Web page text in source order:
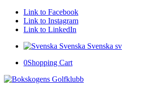
Link to Facebook
Link to Instagram
Link to LinkedIn
Svenska Svenska sv
0Shopping Cart